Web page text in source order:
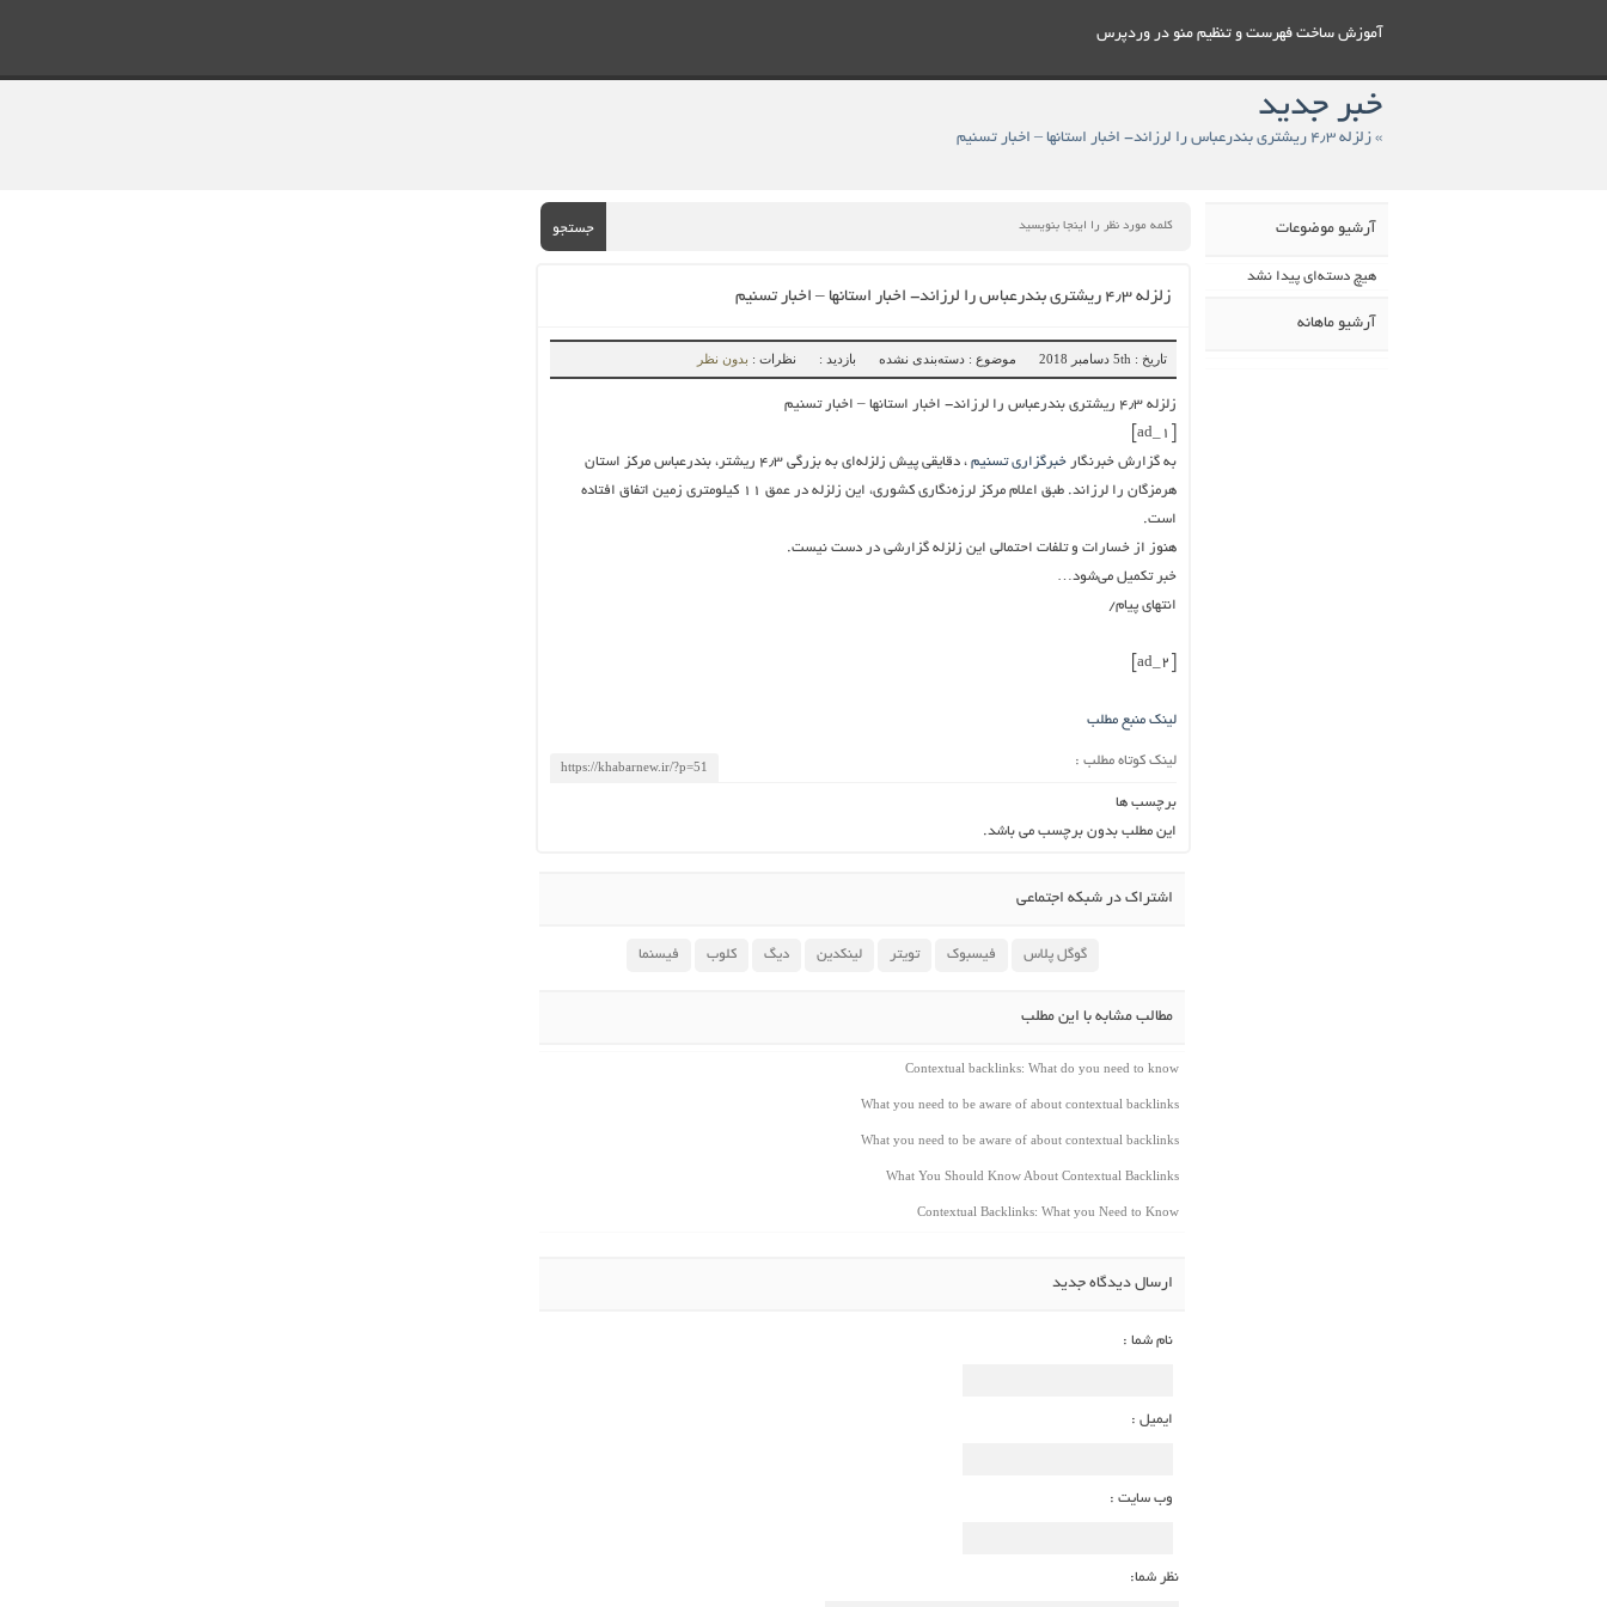
آموزش ساخت فهرست و تنظيم منو در وردپرس
خبر جدید
» زلزله ۴٫۳ ریشتری بندرعباس را لرزاند- اخبار استانها – اخبار تسنیم
جستجو
زلزله ۴٫۳ ریشتری بندرعباس را لرزاند- اخبار استانها – اخبار تسنیم
تاریخ : 5th دسامبر 2018 موضوع : دسته‌بندی نشده بازدید : نظرات : بدون نظر
زلزله ۴٫۳ ریشتری بندرعباس را لرزاند- اخبار استانها – اخبار تسنیم
به گزارش خبرنگار خبرگزاری تسنیم
، دقایقی پیش زلزله‌ای به بزرگی ۴٫۳ ریشتر، بندرعباس مرکز استان
هرمزگان را لرزاند. طبق اعلام مرکز لرزه‌نگاری کشوری، این زلزله در عمق ۱۱ کیلومتری زمین اتفاق افتاده
است.
هنوز از خسارات و تلفات احتمالی این زلزله گزارشی در دست نیست.
خبر تکمیل می‌شود…
انتهای پیام/
لینک منبع مطلب
لینک کوتاه مطلب :
برچسب ها
این مطلب بدون برچسب می باشد.
اشتراک در شبکه اجتماعی
گوگل پلاس فیسبوک تویتر لینکدین دیگ کلوب فیسنما
مطالب مشابه با این مطلب
Contextual backlinks: What do you need to know
What you need to be aware of about contextual backlinks
What you need to be aware of about contextual backlinks
What You Should Know About Contextual Backlinks
Contextual Backlinks: What you Need to Know
ارسال دیدگاه جدید
نام شما :
ایمیل :
وب سایت :
نظر شما:
آرشیو موضوعات
هیچ دسته‌ای پیدا نشد
آرشیو ماهانه